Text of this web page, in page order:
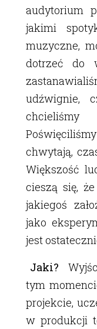
audytorium
jakimi
muzyczne,
dotrzeć do
udźwignie,
chcieliśmy
chwytają,
Większość
cieszą się,
jakiegoś
jako
jest
Jaki?
tym
projekcie,
w produkcji